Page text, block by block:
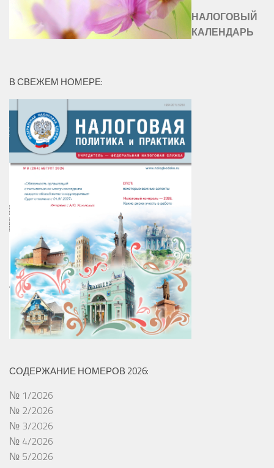
НАЛОГОВЫЙ
КАЛЕНДАРЬ
В СВЕЖЕМ НОМЕРЕ:
СОДЕРЖАНИЕ НОМЕРОВ 2026:
№ 1/2026
№ 2/2026
№ 3/2026
№ 4/2026
№ 5/2026